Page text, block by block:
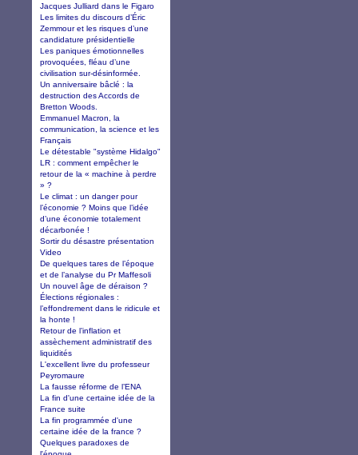
Jacques Julliard dans le Figaro
Les limites du discours d’Éric
Zemmour et les risques d’une
candidature présidentielle
Les paniques émotionnelles
provoquées, fléau d’une
civilisation sur-désinformée.
Un anniversaire bâclé : la
destruction des Accords de
Bretton Woods.
Emmanuel Macron, la
communication, la science et les
Français
Le détestable "système Hidalgo"
LR : comment empêcher le
retour de la « machine à perdre
» ?
Le climat : un danger pour
l’économie ? Moins que l’idée
d’une économie totalement
décarbonée !
Sortir du désastre présentation
Video
De quelques tares de l’époque
et de l’analyse du Pr Maffesoli
Un nouvel âge de déraison ?
Élections régionales :
l’effondrement dans le ridicule et
la honte !
Retour de l’inflation et
assèchement administratif des
liquidités
L'excellent livre du professeur
Peyromaure
La fausse réforme de l’ENA
La fin d'une certaine idée de la
France suite
La fin programmée d'une
certaine idée de la france ?
Quelques paradoxes de